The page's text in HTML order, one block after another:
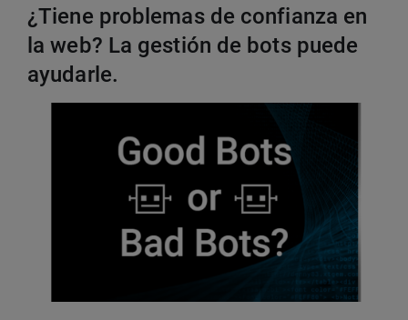
¿Tiene problemas de confianza en
la web? La gestión de bots puede
ayudarle.